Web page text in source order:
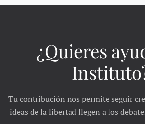
¿Quieres
Tu contribución nos permite seguir
ideas de la libertad llegen a los